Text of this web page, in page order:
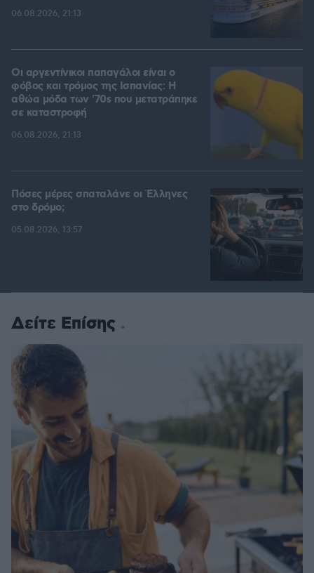
06.08.2026, 21:13
Οι αργεντίνικοι παπαγάλοι είναι ο
φόβος και τρόμος της Ισπανίας: Η
αθώα μόδα των '70s που μετατράπηκε
σε καταστροφή
06.08.2026, 21:13
Πόσες μέρες σπαταλάνε οι Έλληνες
στο δρόμο;
05.08.2026, 13:57
Δείτε Επίσης